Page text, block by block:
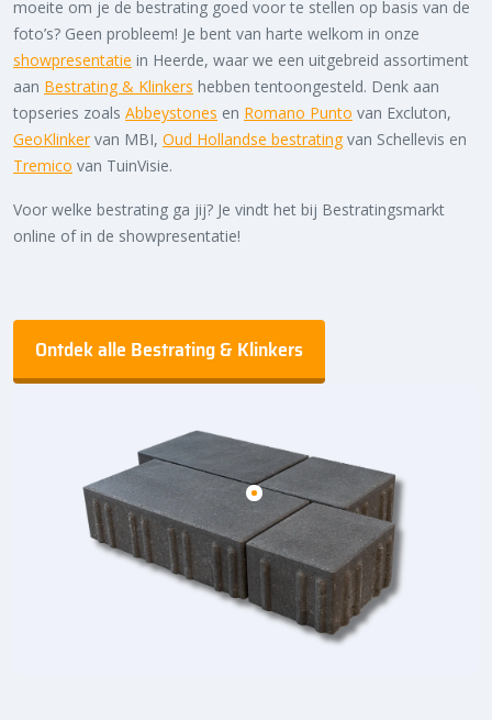
moeite om je de bestrating goed voor te stellen op basis van de
foto’s? Geen probleem! Je bent van harte welkom in onze
showpresentatie in Heerde, waar we een uitgebreid assortiment
aan Bestrating & Klinkers hebben tentoongesteld. Denk aan
topseries zoals Abbeystones en Romano Punto van Excluton,
GeoKlinkervan MBI, Oud Hollandse bestratingvan Schellevis en
Tremico van TuinVisie.
Voor welke bestrating ga jij? Je vindt het bij Bestratingsmarkt
online of in de showpresentatie!
Ontdek alle Bestrating & Klinkers